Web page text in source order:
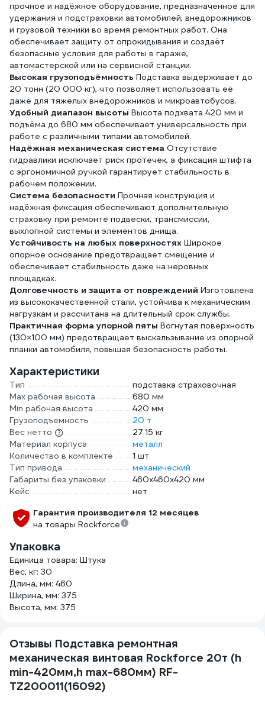
прочное и надёжное оборудование, предназначенное для
удержания и подстраховки автомобилей, внедорожников
и грузовой техники во время ремонтных работ. Она
обеспечивает защиту от опрокидывания и создаёт
безопасные условия для работы в гараже,
автомастерской или на сервисной станции.
Высокая грузоподъёмность Подставка выдерживает до
20 тонн (20 000 кг), что позволяет использовать её
даже для тяжёлых внедорожников и микроавтобусов.
Удобный диапазон высоты Высота подхвата 420 мм и
подъёма до 680 мм обеспечивает универсальность при
работе с различными типами автомобилей.
Надёжная механическая система Отсутствие
гидравлики исключает риск протечек, а фиксация штифта
с эргономичной ручкой гарантирует стабильность в
рабочем положении.
Система безопасности Прочная конструкция и
надёжная фиксация обеспечивают дополнительную
страховку при ремонте подвески, трансмиссии,
выхлопной системы и элементов днища.
Устойчивость на любых поверхностях Широкое
опорное основание предотвращает смещение и
обеспечивает стабильность даже на неровных
площадках.
Долговечность и защита от повреждений Изготовлена
из высококачественной стали, устойчива к механическим
нагрузкам и рассчитана на длительный срок службы.
Практичная форма упорной пяты Вогнутая поверхность
(130×100 мм) предотвращает выскальзывание из опорной
планки автомобиля, повышая безопасность работы.
Характеристики
Тип
подставка страховочная
Max рабочая высота
680 мм
Min рабочая высота
420 мм
Грузоподъемность
20 т
Вес нетто
27.15 кг
Материал корпуса
металл
Количество в комплекте
1 шт
Тип привода
механический
Габариты без упаковки
460х460х420 мм
Кейс
нет
Гарантия производителя 12 месяцев
на товары Rockforce
Упаковка
Единица товара: Штука
Вес, кг: 30
Длина, мм: 460
Ширина, мм: 375
Высота, мм: 375
Отзывы Подставка ремонтная
механическая винтовая Rockforce 20т (h
min-420мм,h max-680мм) RF-
TZ200011(16092)